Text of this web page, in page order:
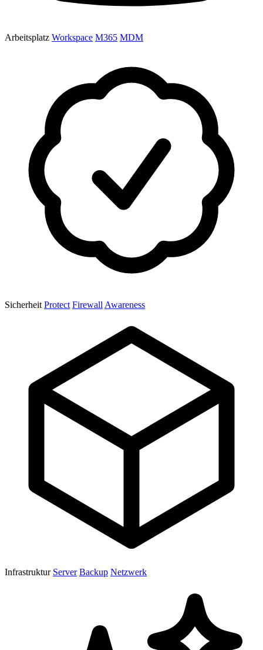
Arbeitsplatz Workspace M365 MDM
Sicherheit Protect Firewall Awareness
Infrastruktur Server Backup Netzwerk